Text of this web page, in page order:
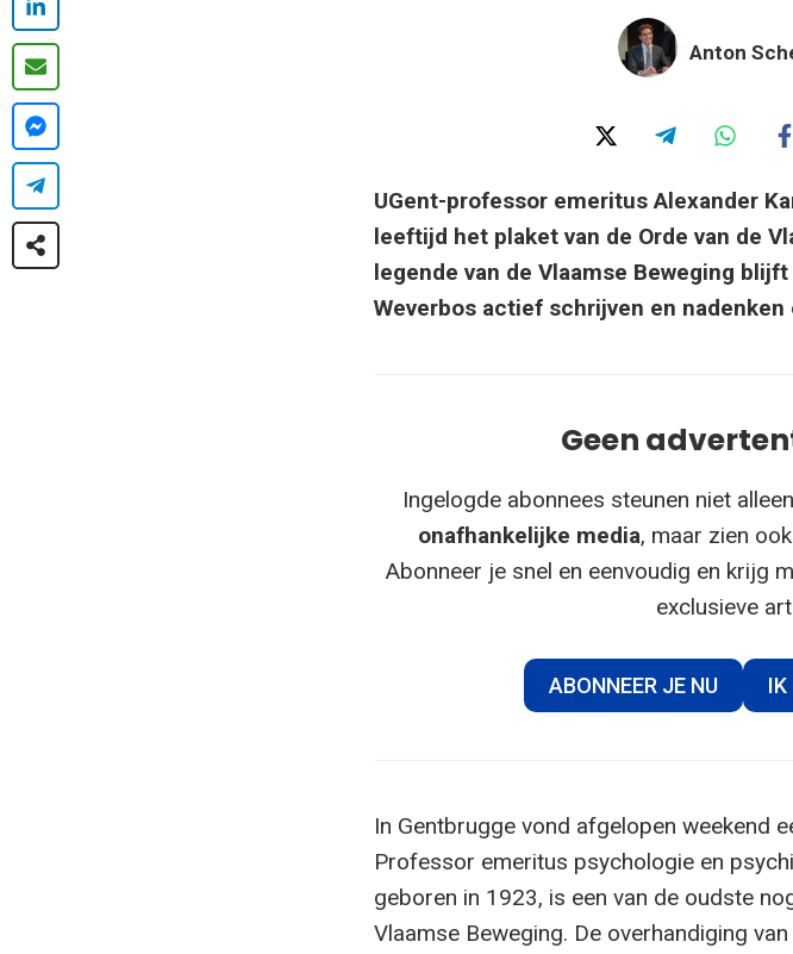
Anton
UGent-professor emeritus Alexander
leeftijd het plaket van de Orde van de
legende van de Vlaamse Beweging
Weverbos actief schrijven en
Geen
Ingelogde abonnees steunen niet alleen
onafhankelijke media, maar zien
Abonneer je snel en eenvoudig en krijg
exclusieve
ABONNEER JE NU IK
In Gentbrugge vond afgelopen weekend
Professor emeritus psychologie en
geboren in 1923, is een van de oudste
Vlaamse Beweging. De overhandiging